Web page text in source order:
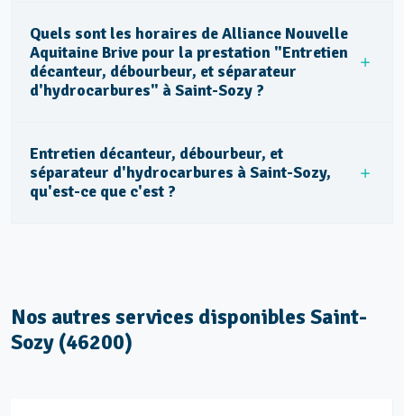
Quels sont les horaires de Alliance Nouvelle
Aquitaine Brive pour la prestation "Entretien
décanteur, débourbeur, et séparateur
d'hydrocarbures" à Saint-Sozy ?
Entretien décanteur, débourbeur, et
séparateur d'hydrocarbures à Saint-Sozy,
qu'est-ce que c'est ?
Nos autres services disponibles Saint-
Sozy (46200)